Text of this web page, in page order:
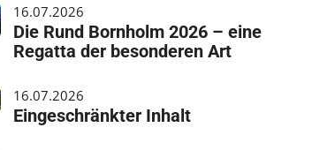
16.07.2026
Die Rund Bornholm 2026 – eine
Regatta der besonderen Art
16.07.2026
Eingeschränkter Inhalt